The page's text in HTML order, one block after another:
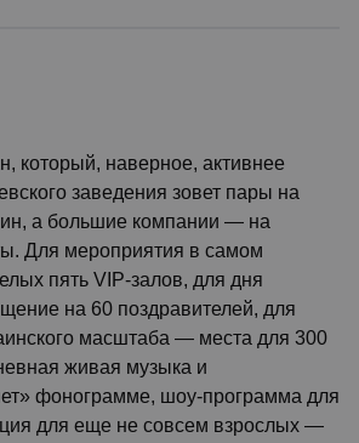
который, наверное, активнее
заведения зовет пары на
а большие компании — на
Для мероприятия в самом
пять VIP-залов, для дня
на 60 поздравителей, для
масштаба — места для 300
живая музыка и
фонограмме, шоу-программа для
для еще не совсем взрослых —